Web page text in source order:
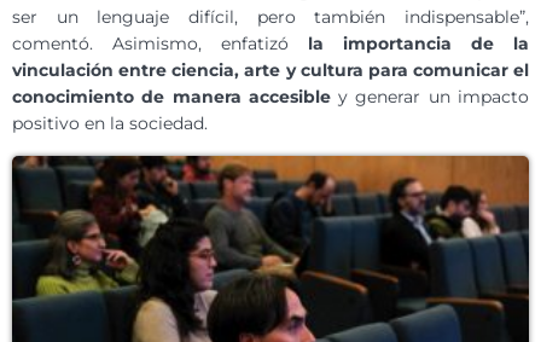
ser un lenguaje difícil, pero también indispensable”,
comentó. Asimismo, enfatizó la importancia de la
vinculación entre ciencia, arte y cultura para comunicar el
conocimiento de manera accesibley generar un impacto
positivo en la sociedad.